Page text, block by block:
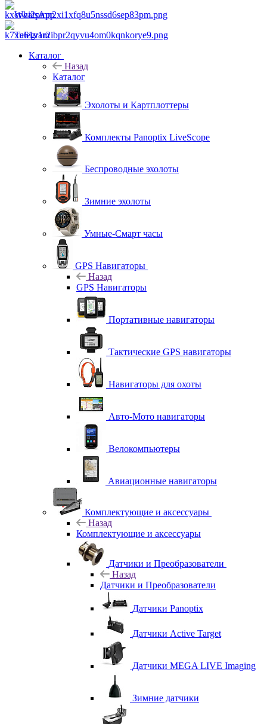
WhatsApp
Telegram
Каталог
Назад
Каталог
Эхолоты и Картплоттеры
Комплекты Panoptix LiveScope
Беспроводные эхолоты
Зимние эхолоты
Умные-Смарт часы
GPS Навигаторы
Назад
GPS Навигаторы
Портативные навигаторы
Тактические GPS навигаторы
Навигаторы для охоты
Авто-Мото навигаторы
Велокомпьютеры
Авиационные навигаторы
Комплектующие и аксессуары
Назад
Комплектующие и аксессуары
Датчики и Преобразователи
Назад
Датчики и Преобразователи
Датчики Panoptix
Датчики Active Target
Датчики MEGA LIVE Imaging
Зимние датчики